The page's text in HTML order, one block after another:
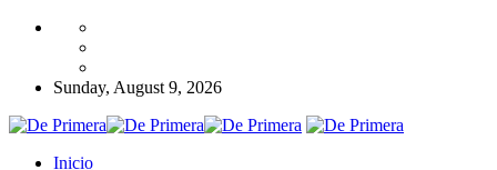
Sunday, August 9, 2026
Inicio